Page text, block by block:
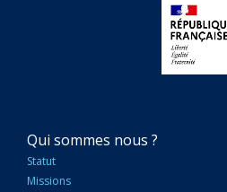
NAVIGATION
PRINCIPALE
Qui sommes nous ?
Statut
Missions